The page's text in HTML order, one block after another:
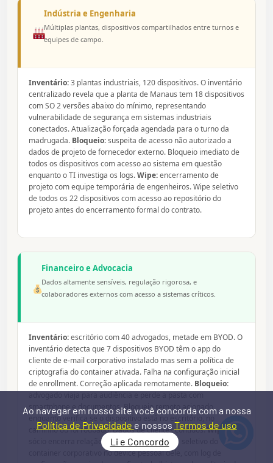
Ao navegar em nosso site você concorda com a nossa
Política de Privacidade e nossos Termos de uso
Li e Concordo
Indústria e Engenharia
Múltiplas plantas, dispositivos compartilhados entre turnos e
equipes de campo.
Inventário:3 plantas industriais, 120 dispositivos. O inventário
centralizado revela que a planta de Manaus tem 18 dispositivos
com SO 2 versões abaixo do mínimo, representando
vulnerabilidade de segurança em sistemas industriais
conectados. Atualização forçada agendada para o turno da
madrugada. Bloqueio:suspeita de acesso não autorizado a
dados de projeto de fornecedor externo. Bloqueio imediato de
todos os dispositivos com acesso ao sistema em questão
enquanto o TI investiga os logs.Wipe:encerramento de
projeto com equipe temporária de engenheiros. Wipe seletivo
de todos os 22 dispositivos com acesso ao repositório do
projeto antes do encerramento formal do contrato.
Financeiro e Advocacia
Dados altamente sensíveis, regulação rigorosa, e
colaboradores externos com acesso a sistemas críticos.
Inventário:escritório com 40 advogados, metade em BYOD. O
inventário detecta que 7 dispositivos BYOD têm o app do
cliente de e-mail corporativo instalado mas sem a política de
criptografia do container ativada. Falha na configuração inicial
de enrollment. Correção aplicada remotamente. Bloqueio:
smartphone e documentos. Bloqueio remoto acionado
enquanto verifica se o dispositivo está no escritório, no
caminho ou foi roubado. Dados de clientes contidos.Wipe:
sócio encerra relação com o escritório. Wipe seletivo do
container corporativo no device pessoal dele, com log de